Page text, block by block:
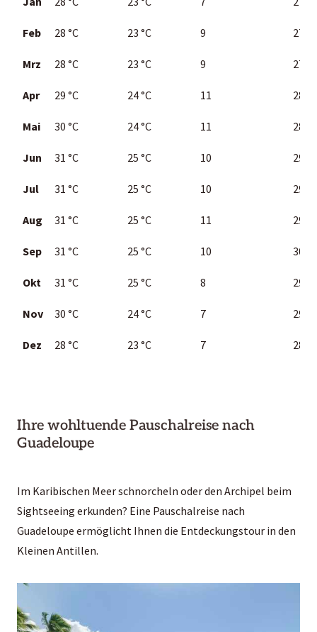
Feb 28 °C 23 °C 9 27 °C
Mrz 28 °C 23 °C 9 27 °C
Apr 29 °C 24 °C 11 28 °C
Mai 30 °C 24 °C 11 28 °C
Jun 31 °C 25 °C 10 29 °C
Jul 31 °C 25 °C 10 29 °C
Aug 31 °C 25 °C 11 29 °C
Sep 31 °C 25 °C 10 30
Okt 31 °C 25 °C 8 29 °C
Nov 30 °C 24°C 7 29 °C
Dez 28 °C 23 °C 7 28 °C
Ihre wohltuende Pauschalreise nach
Guadeloupe
Im Karibischen Meer schnorcheln oder den Archipel beim
Sightseeing erkunden? Eine Pauschalreise nach
Guadeloupe ermöglicht Ihnen die Entdeckungstour in den
Kleinen Antillen.